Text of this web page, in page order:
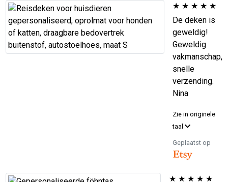
★ ★ ★ ★ ★
De deken is
geweldig!
Geweldig
vakmanschap,
snelle
verzending.
Nina
Zie in originele
taal
Geplaatst op
★ ★ ★ ★ ★